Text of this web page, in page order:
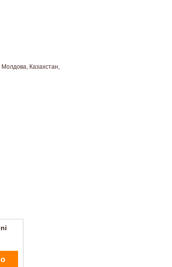
Молдова, Казахстан,